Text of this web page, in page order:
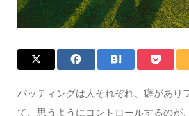
パッティングは人それぞれ、癖があり
て、思うようにコントロールするのが